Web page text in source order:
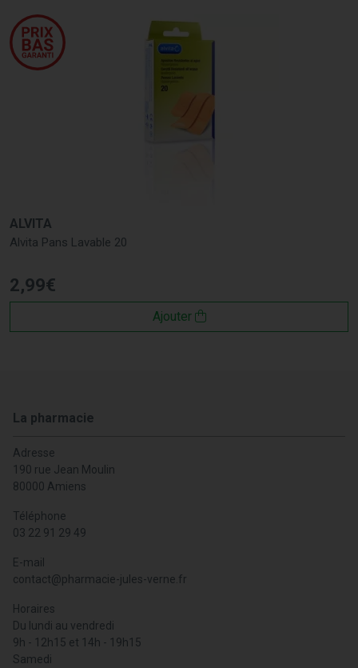
ALVITA
Alvita Pans Lavable 20
2,99€
Ajouter
La pharmacie
Adresse
190 rue Jean Moulin
80000 Amiens
Téléphone
03 22 91 29 49
E-mail
contact@pharmacie-jules-verne.fr
Horaires
Du lundi au vendredi
9h - 12h15 et 14h - 19h15
Samedi